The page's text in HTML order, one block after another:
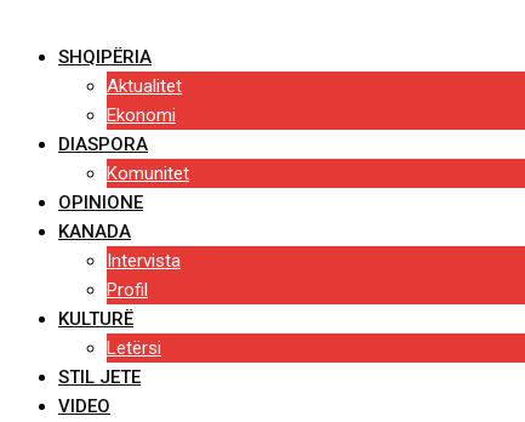
SHQIPËRIA
Aktualitet
Ekonomi
DIASPORA
Komunitet
OPINIONE
KANADA
Intervista
Profil
KULTURË
Letërsi
STIL JETE
VIDEO